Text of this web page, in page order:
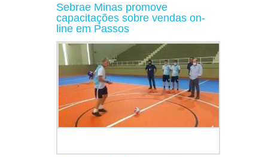
Sebrae Minas promove
capacitações sobre vendas on-
line em Passos